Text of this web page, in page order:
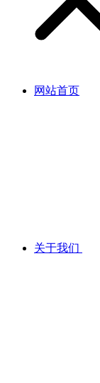
网站首页
关于我们